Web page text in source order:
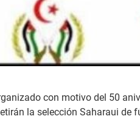
con motivo del 50
la selección Saharaui de